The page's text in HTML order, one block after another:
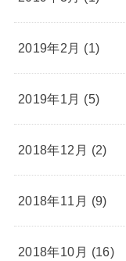
2019年2月 (1)
2019年1月 (5)
2018年12月 (2)
2018年11月 (9)
2018年10月 (16)